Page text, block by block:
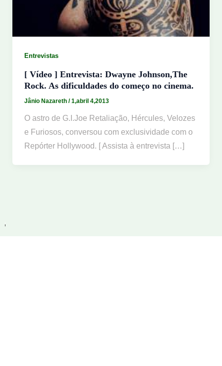
Entrevistas
[ Vídeo ] Entrevista: Dwayne Johnson,The
Rock. As dificuldades do começo no cinema.
Jânio Nazareth /1,abril 4,2013
O astro de G.I.Joe Retaliação, Hércules, Velozes
e Furiosos, conversou com exclusividade com o
Repórter Hollywood. [ Assista à entrevista […]